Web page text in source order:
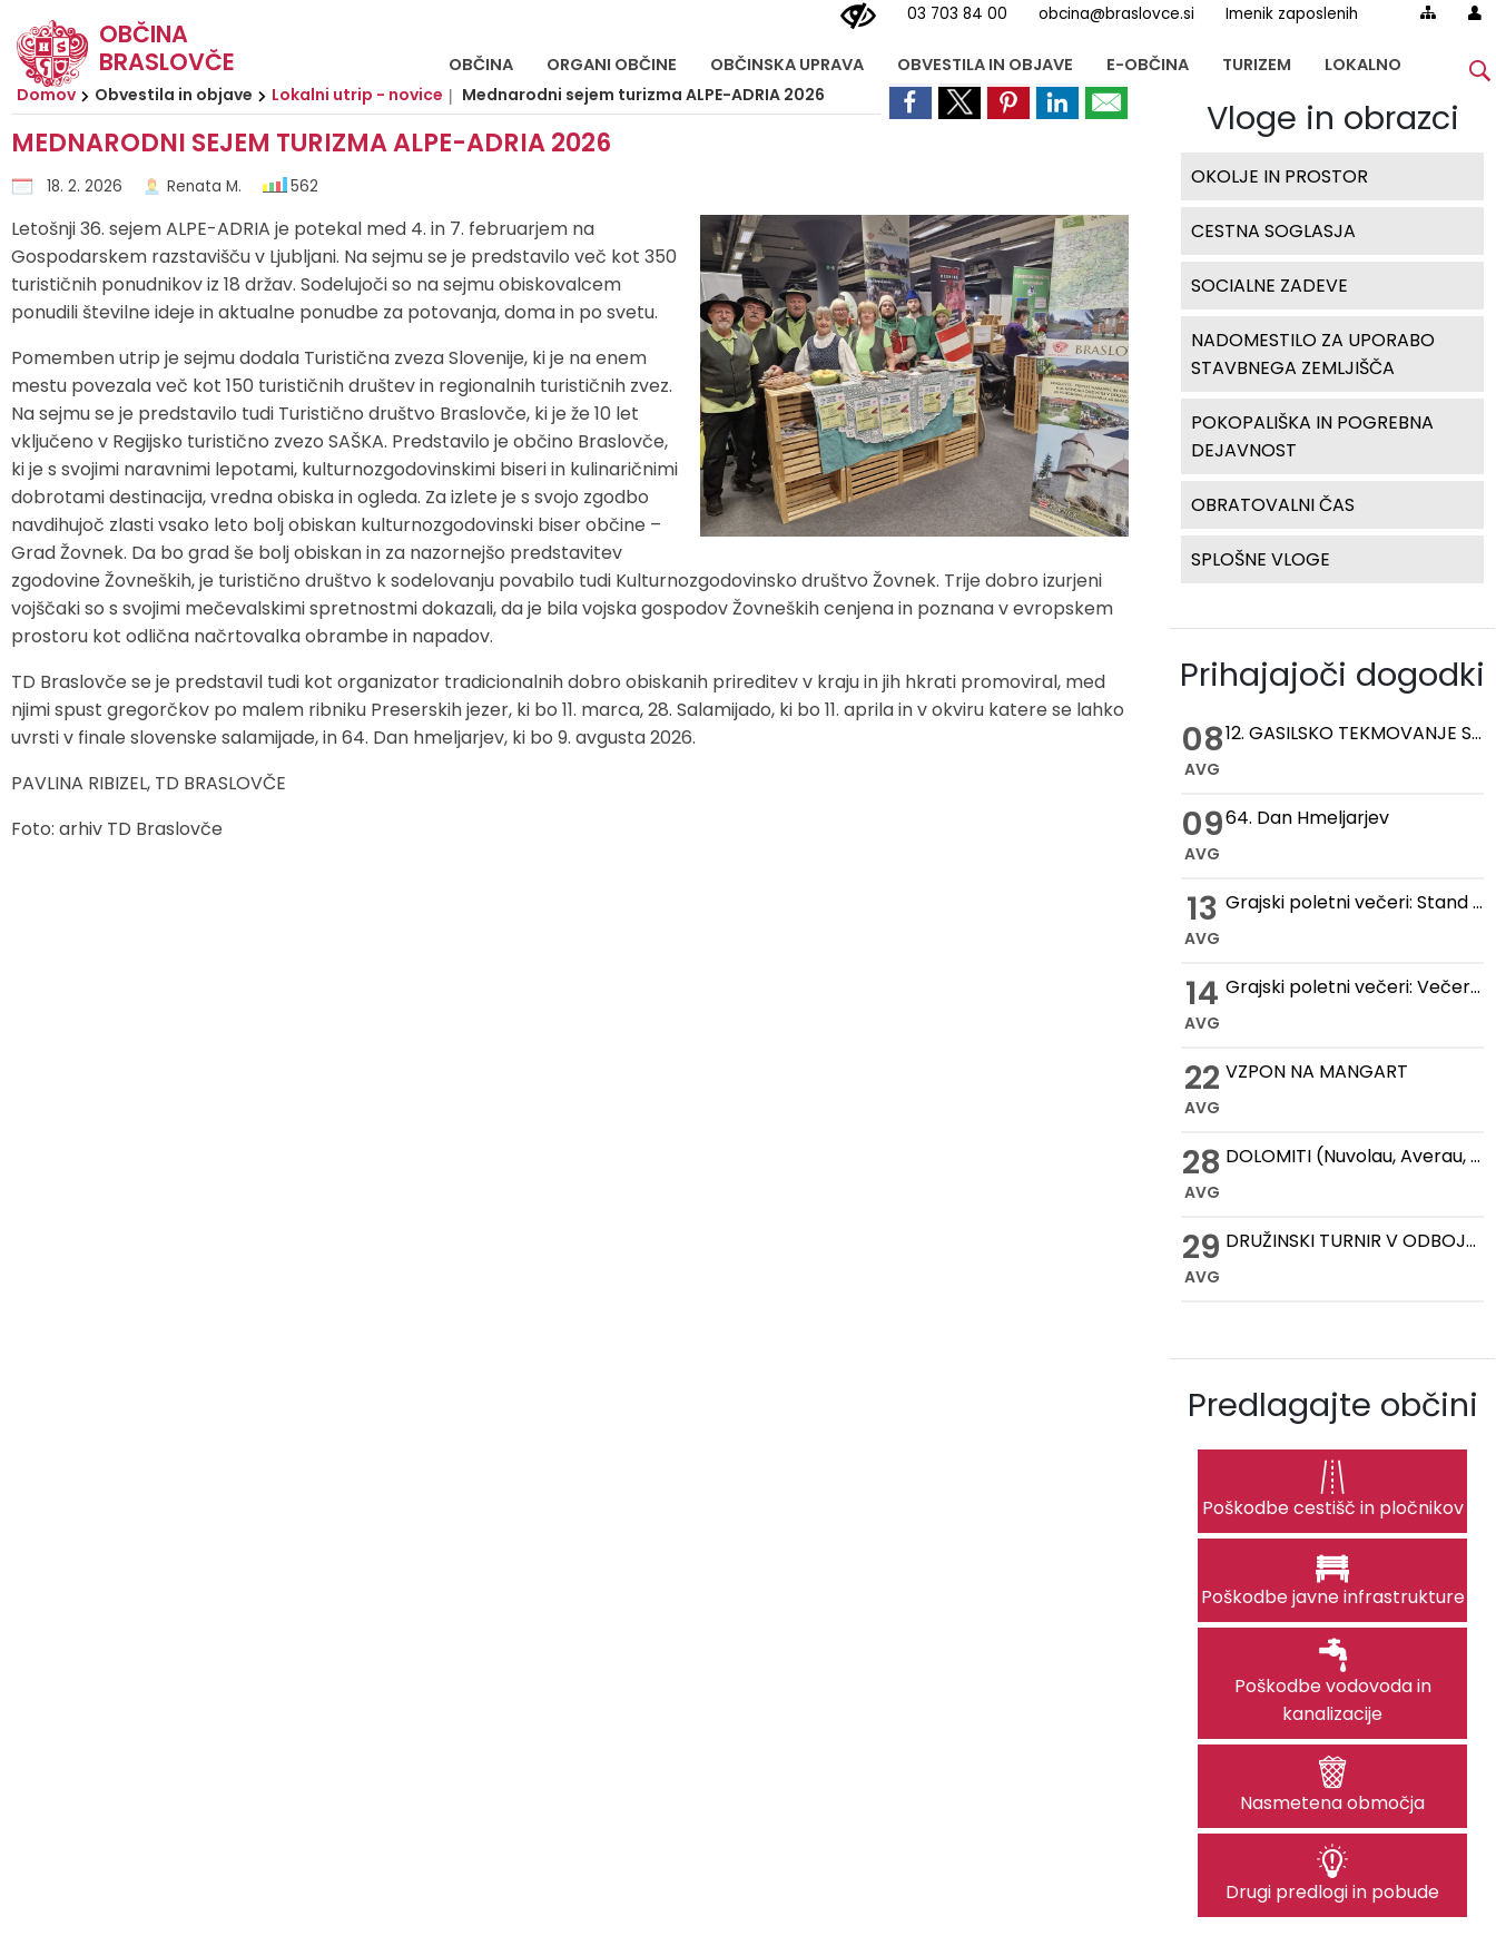
03 703 84 00 obcina@braslovce.si Imenik zaposlenih
OBČINA
BRASLOVČE
OBČINA ORGANI OBČINE OBČINSKA UPRAVA OBVESTILA IN OBJAVE E-OBČINA TURIZEM
LOKALNO
Domov
Obvestila in objave Lokalni utrip - novice Mednarodni sejem turizma ALPE-ADRIA 2026
MEDNARODNI SEJEM TURIZMA ALPE-ADRIA 2026
18. 2. 2026 Renata M. 562
Letošnji 36. sejem ALPE-ADRIA je potekal med 4. in 7. februarjem na
Gospodarskem razstavišču v Ljubljani. Na sejmu se je predstavilo več kot 350
turističnih ponudnikov iz 18 držav. Sodelujoči so na sejmu obiskovalcem
ponudili številne ideje in aktualne ponudbe za potovanja, doma in po svetu.
Pomemben utrip je sejmu dodala Turistična zveza Slovenije, ki je na enem
mestu povezala več kot 150 turističnih društev in regionalnih turističnih zvez.
Na sejmu se je predstavilo tudi Turistično društvo Braslovče, ki je že 10 let
vključeno v Regijsko turistično zvezo SAŠKA. Predstavilo je občino Braslovče,
ki je s svojimi naravnimi lepotami, kulturnozgodovinskimi biseri in kulinaričnimi
dobrotami destinacija, vredna obiska in ogleda. Za izlete je s svojo zgodbo
navdihujoč zlasti vsako leto bolj obiskan kulturnozgodovinski biser občine –
Grad Žovnek. Da bo grad še bolj obiskan in za nazornejšo predstavitev
zgodovine Žovneških, je turistično društvo k sodelovanju povabilo tudi Kulturnozgodovinsko društvo Žovnek. Trije dobro izurjeni
vojščaki so s svojimi mečevalskimi spretnostmi dokazali, da je bila vojska gospodov Žovneških cenjena in poznana v evropskem
prostoru kot odlična načrtovalka obrambe in napadov.
TD Braslovče se je predstavil tudi kot organizator tradicionalnih dobro obiskanih prireditev v kraju in jih hkrati promoviral, med
njimi spust gregorčkov po malem ribniku Preserskih jezer, ki bo 11. marca, 28. Salamijado, ki bo 11. aprila in v okviru katere se lahko
uvrsti v finale slovenske salamijade, in 64. Dan hmeljarjev, ki bo 9. avgusta 2026.
PAVLINA RIBIZEL, TD BRASLOVČE
Foto: arhiv TD Braslovče
Vloge in obrazci
OKOLJE IN PROSTOR
CESTNA SOGLASJA
SOCIALNE ZADEVE
NADOMESTILO ZA UPORABO
STAVBNEGA ZEMLJIŠČA
POKOPALIŠKA IN POGREBNA
DEJAVNOST
OBRATOVALNI ČAS
SPLOŠNE VLOGE
Prihajajoči dogodki
08
AVG
12. GASILSKO TEKMOVANJE STARIH ROČNIH IN MOTORNIH BRIZGALN
09
AVG
64. Dan Hmeljarjev
13
AVG
Grajski poletni večeri: Stand up večer na Gradu Žovnek
14
AVG
Grajski poletni večeri: Večer romantike na Gradu Žovnek
22
AVG
VZPON NA MANGART
28
AVG
DOLOMITI (Nuvolau, Averau, Cinque Torri, Lago Federa)
29
AVG
DRUŽINSKI TURNIR V ODBOJKI NA MIVKI
Predlagajte občini
Poškodbe cestišč in pločnikov
Poškodbe javne infrastrukture
Poškodbe vodovoda in
kanalizacije
Nasmetena območja
Drugi predlogi in pobude
OBČINA
Vizitka občine
Predstavitev občine
Grb in zastava
Občinski praznik
Fotogalerija
ORGANI OBČINE
Župan
Podžupani
Občinski svet
Nadzorni odbor
Krajevni odbori
Občinska volilna komisija
Medobčinska inšpekcija, redarstvo in varstvo okolja
Zaščita in reševanje
Občinski svet
Naloge in pristojnosti
Člani občinskega sveta
Seje občinskega sveta
Komisije in odbori
OBČINSKA UPRAVA
Naloge in pristojnosti
Imenik zaposlenih
Organigram
Uradne ure
Varstvo osebnih podatkov
Katalog informacij javnega značaja
OBVESTILA IN OBJAVE
Novice in objave
Koledar dogodkov
Zapore cest
Lokalni utrip - novice
Javni razpisi in objave
Projekti in investicije
Predpisi in odloki
Proračun občine
Prostorski akti občine
Strateški dokumenti
E-OBČINA
Vloge in obrazci
Predlagajte občini
Pogosta vprašanja
E-obveščanje
TURIZEM
TIC Braslovče
Izleti in poti
Znamenitosti
Gostinstvo
Prenočišča
Dan hmeljarjev
Prireditveni prostor Braslovče
Ekomuzej hmeljarstva in pivovarstva
Dežela celjska
LOKALNO
Pomembne številke
Prostofer - prevozi starejših
Javni zavodi
Društva in združenja
Gospodarske javne službe
Zbirni center Braslovče (Žovnek)
Lokalni ponudniki
Slovo naših občanov
Objave Savinjska TV
Za pričetek iskanja kliknite na puščico >